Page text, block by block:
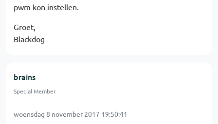
pwm kon instellen.
Groet,
Blackdog
brains
Special Member
woensdag 8 november 2017 19:50:41